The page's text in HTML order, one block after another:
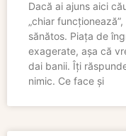
Dacă ai ajuns aici
„chiar
sănătos. Piața de
exagerate, așa că
dai banii. Îți
nimic. Ce face și